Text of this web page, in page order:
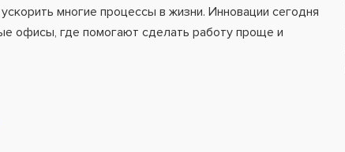
многие процессы в жизни. Инновации сегодня
офисы, где помогают сделать работу проще и